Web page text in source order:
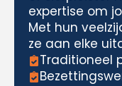
expertise om
Met hun
ze aan elke
Traditioneel